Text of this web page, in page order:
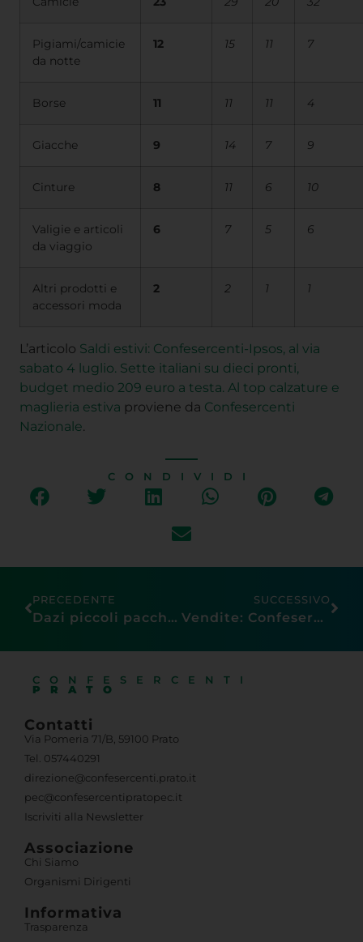
Pigiami/camicie
da notte
12 15 11 7
Borse 11 11 11 4
Giacche 9 14 7 9
Cinture 8 11 6 10
Valigie e articoli
da viaggio
6 7 5 6
Altri prodotti e
accessori moda
2 2 1 1
L’articolo Saldi estivi: Confesercenti-Ipsos, al via
sabato 4 luglio. Sette italiani su dieci pronti,
budget medio 209 euro a testa. Al top calzature e
maglieria estiva proviene da Confesercenti
Nazionale.
CONDIVIDI
PRECEDENTE
Dazi piccoli pacchi extra-Ue, Gronchi (Confesercenti): “Da oggi la misura è operativa. Il gettito vada alla rigenerazione urbana”
SUCCESSIVO
Vendite: Confesercenti, a maggio in modesta ripresa ma segnale positivo in attesa dei saldi
CONFESERCENTI
PRATO
Contatti
Via Pomeria 71/B, 59100 Prato
Tel. 057440291
direzione@confesercenti.prato.it
pec@confesercentipratopec.it
Iscriviti alla Newsletter
Associazione
Chi Siamo
Organismi Dirigenti
Informativa
Trasparenza